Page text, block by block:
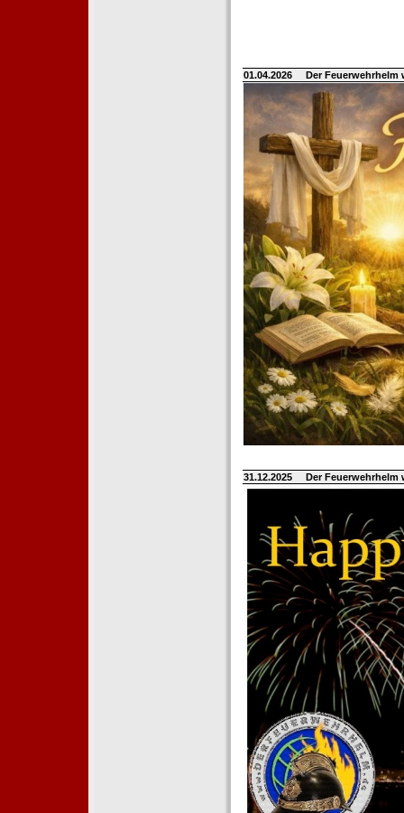
01.04.2026 Der
31.12.2025 Der